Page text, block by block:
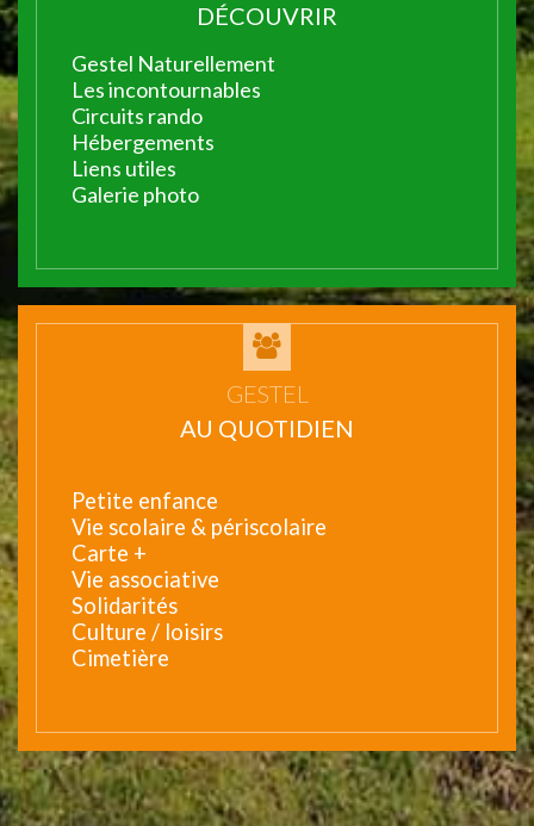
DÉCOUVRIR
Gestel Naturellement
Les incontournables
Circuits rando
Hébergements
Liens utiles
Galerie photo
GESTEL
AU QUOTIDIEN
Petite enfance
Vie scolaire & périscolaire
Carte +
Vie associative
Solidarités
Culture / loisirs
Cimetière